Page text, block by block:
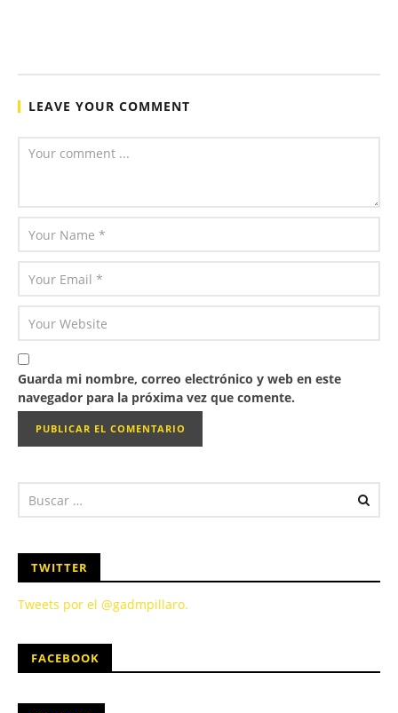
LEAVE YOUR COMMENT
Guarda mi nombre, correo electrónico y web en este
navegador para la próxima vez que comente.
TWITTER
Tweets por el @gadmpillaro.
FACEBOOK